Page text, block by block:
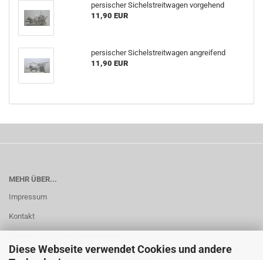
Diese Webseite verwendet Cookies und andere
persischer Sichelstreitwagen vorgehend
11,90 EUR
persischer Sichelstreitwagen angreifend
11,90 EUR
MEHR ÜBER...
Impressum
Kontakt
Widerrufsrecht & Muster-Widerrufsformular